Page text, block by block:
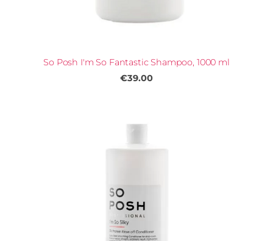
So Posh I'm So Fantastic Shampoo, 1000 ml
€39.00